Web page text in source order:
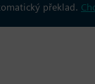
překlad.